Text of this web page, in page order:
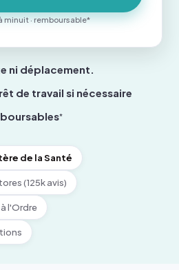
ni déplacement.
de travail si nécessaire
*
de la Santé
(125k avis)
l'Ordre
minuit · remboursable*